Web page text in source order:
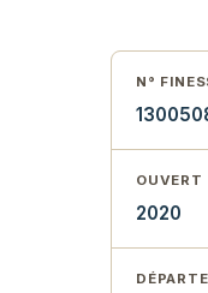
N°
OUVERT
2020